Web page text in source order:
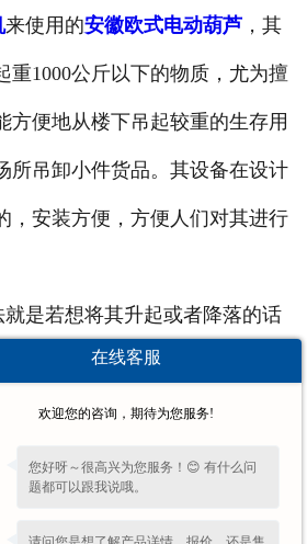
来使用的安徽欧式电动葫芦，其
重1000公斤以下的物质，尤为擅
方便地从楼下吊起较重的生存用
所吊卸小件货品。其设备在设计
，安装方便，方便人们对其进行
是若想将其升起或者降落的话
”开关，在到上下限制的时候其
来保护设备不受到损害（当然在
降的测试以免出现故障）；在工
的总闸拉开，切断电源。
在线客服
欢迎您的咨询，期待为您服务!
您好呀～很高兴为您服务！😊 有什么问
题都可以跟我说哦。